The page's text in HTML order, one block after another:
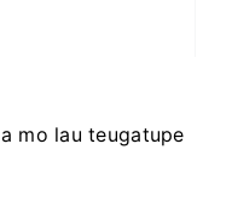
mo lau teugatupe